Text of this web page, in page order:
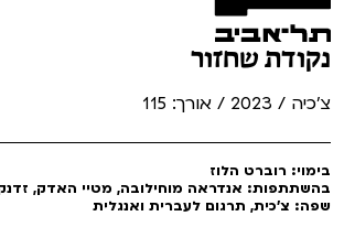
נקודת שחזור
צ'כיה / 2023 / אורך: 115
בימוי: רוברט הלוז
בהשתתפות: אנדראה מוחילובה, מטיי האדק, זדנק
שפה: צ'כית, תרגום לעברית ואנגלית